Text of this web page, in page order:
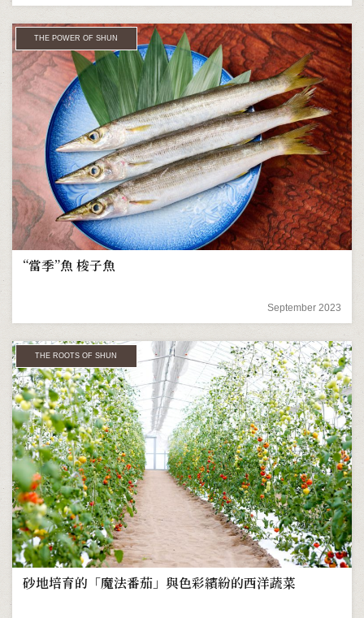
THE POWER OF SHUN
“當季”魚 梭子魚
September 2023
THE ROOTS OF SHUN
砂地培育的「魔法番茄」與色彩繽紛的西洋蔬菜